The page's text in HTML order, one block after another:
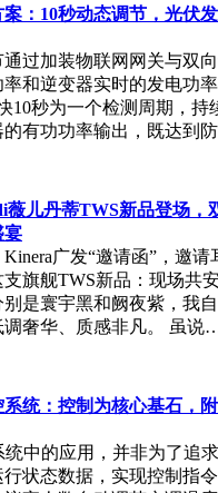
：10秒动态调节，光伏
通过加装物联网网关与双
和逆变器实时的发电功
10秒为一个检测周期，持
的有功功率输出，既达到
薇儿丹蒂TWS新品登场，
宴
广发“邀请函”，邀请
旗舰TWS新品：现场共
是寰宇黑和阙夜紫，我
调奢华、质感非凡。 虽说
统：控制为核心基石，
中的应用，并非为了追
状态数据，实现控制指